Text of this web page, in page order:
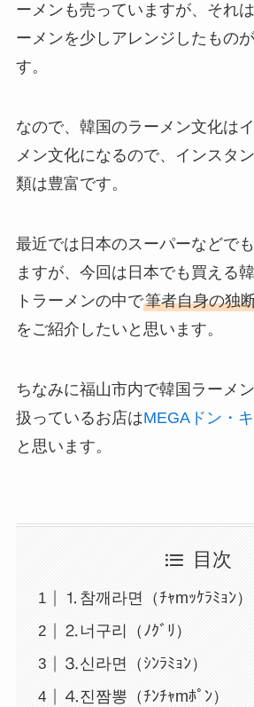
ーメンも売っていますが、それ
ーメンを少しアレンジしたもの
す。
なので、韓国のラーメン文化は
メン文化になるので、インスタ
類は豊富です。
最近では日本のスーパーなどで
ますが、今回は日本でも買える
トラーメンの中で筆者自身の独
をご紹介したいと思います。
ちなみに福山市内で韓国ラーメ
扱っているお店はMEGAドン・
と思います。
目次
⒈참깨라면（ﾁｬmｯｹﾗﾐｮﾝ）
⒉너구리（ﾉｸﾞﾘ）
⒊신라면（ｼﾝﾗﾐｮﾝ）
⒋진짬뽕（ﾁﾝﾁｬmﾎﾟﾝ）